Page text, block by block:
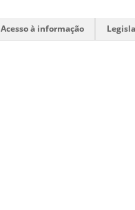
Acesso à informação